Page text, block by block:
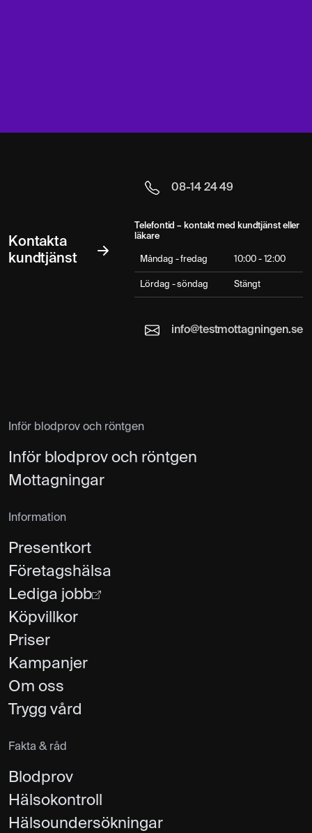
Kontakta
kundtjänst
08-14 24 49
Telefontid – kontakt med kundtjänst eller
läkare
Måndag - fredag 10:00 - 12:00
Lördag - söndag Stängt
info@testmottagningen.se
Inför blodprov och röntgen
Inför blodprov och röntgen
Mottagningar
Information
Presentkort
Företagshälsa
Lediga jobb
Köpvillkor
Priser
Kampanjer
Om oss
Trygg vård
Fakta & råd
Blodprov
Hälsokontroll
Hälsoundersökningar